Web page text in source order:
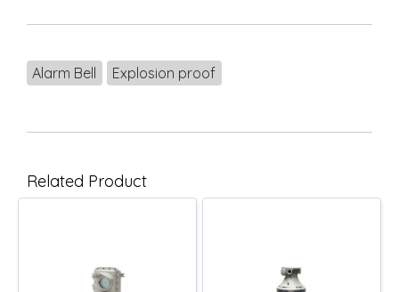
Alarm Bell Explosion proof
Related Product